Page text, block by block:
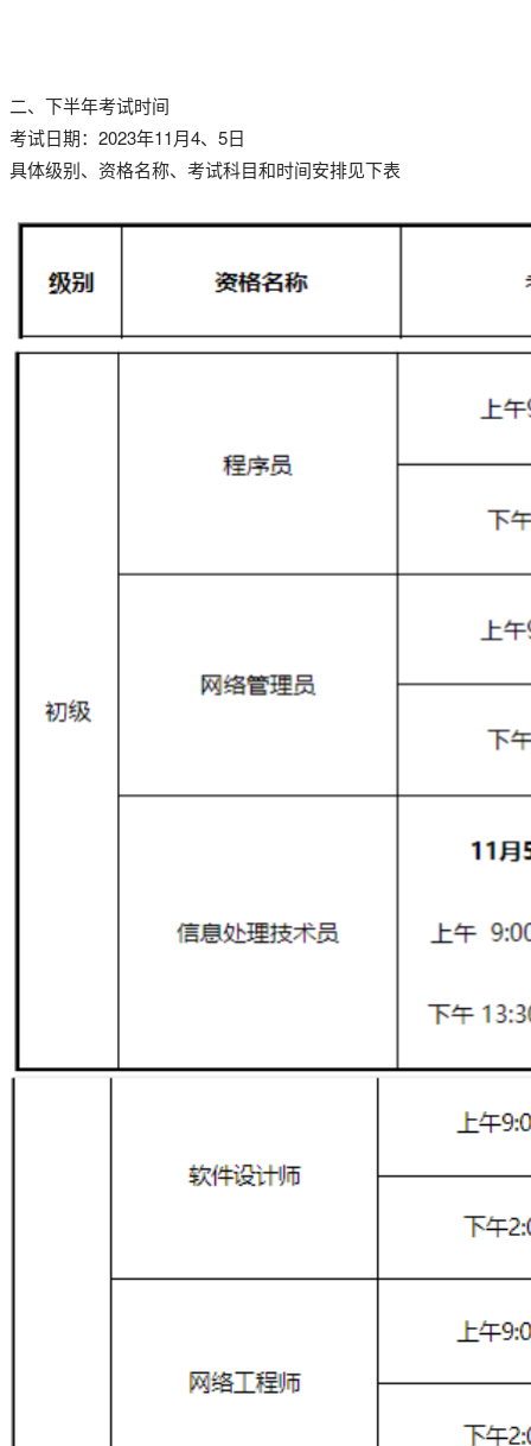
二、下半年考试时间
考试日期：2023年11月4、5日
具体级别、资格名称、考试科目和时间安排见下表